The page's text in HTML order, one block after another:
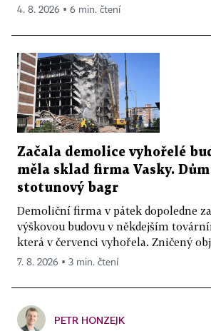
4. 8. 2026 ▪ 6 min. čtení
Začala demolice vyhořelé
měla sklad firma Vasky.
stotunový bagr
Demoliční firma v pátek dopoledne
výškovou budovu v někdejším
která v červenci vyhořela. Zničený
7. 8. 2026 ▪ 3 min. čtení
PETR HONZEJK